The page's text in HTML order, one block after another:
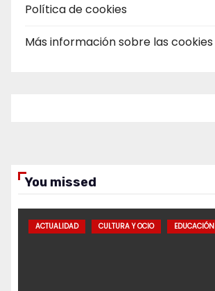
Política de cookies
Más información sobre las cookies
You missed
ACTUALIDAD CULTURA Y OCIO EDUCACIÓN